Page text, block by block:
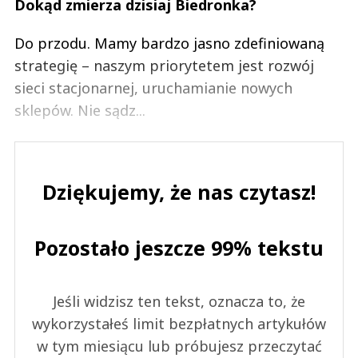
Dokąd zmierza dzisiaj Biedronka?
Do przodu. Mamy bardzo jasno zdefiniowaną
strategię – naszym priorytetem jest rozwój
sieci stacjonarnej, uruchamianie nowych
sklepów. Nie sądz...
Dziękujemy, że nas czytasz!
Pozostało jeszcze 99% tekstu
Jeśli widzisz ten tekst, oznacza to, że
wykorzystałeś limit bezpłatnych artykułów
w tym miesiącu lub próbujesz przeczytać